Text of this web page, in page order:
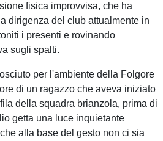
fisica improvvisa, che ha
dirigenza del club attualmente in
i presenti e rovinando
sugli spalti.
per l'ambiente della Folgore
di un ragazzo che aveva iniziato
della squadra brianzola, prima di
getta una luce inquietante
alla base del gesto non ci sia